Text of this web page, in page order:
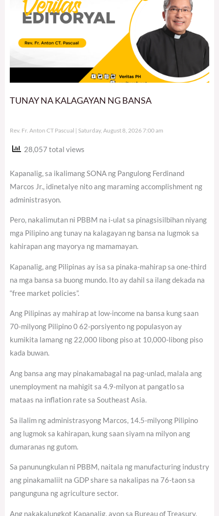
TUNAY NA KALAGAYAN NG BANSA
Rev. Fr. Anton CT Pascual Saturday, August 8, 2026 7:00 am
28,057 total views
Kapanalig, sa ikalimang SONA ng Pangulong Ferdinand
Marcos Jr., idinetalye nito ang maraming accomplishment ng
administrasyon.
Pero, nakalimutan ni PBBM na i-ulat sa pinagsisilbihan niyang
mga Pilipino ang tunay na kalagayan ng bansa na lugmok sa
kahirapan ang mayorya ng mamamayan.
Kapanalig, ang Pilipinas ay isa sa pinaka-mahirap sa one-third
na mga bansa sa buong mundo. Ito ay dahil sa ilang dekada na
“free market policies”.
Ang Pilipinas ay mahirap at low-income na bansa kung saan
70-milyong Pilipino 0 62-porsiyento ng populasyon ay
kumikita lamang ng 22,000 libong piso at 10,000-libong piso
kada buwan.
Ang bansa ang may pinakamabagal na pag-unlad, malala ang
unemployment na mahigit sa 4.9-milyon at pangatlo sa
mataas na inflation rate sa Southeast Asia.
Sa ilalim ng administrasyong Marcos, 14.5-milyong Pilipino
ang lugmok sa kahirapan, kung saan siyam na milyon ang
dumaranas ng gutom.
Sa panunungkulan ni PBBM, naitala ng manufacturing industry
ang pinakamaliit na GDP share sa nakalipas na 76-taon sa
pangunguna ng agriculture sector.
Ang nakakalungkot Kapanalig, ayon sa Bureau of Treasury,